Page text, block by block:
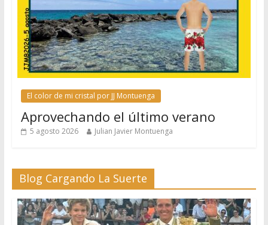
El color de mi cristal por JJ Montuenga
Aprovechando el último verano
5 agosto 2026 Julian Javier Montuenga
Blog Cargando La Suerte